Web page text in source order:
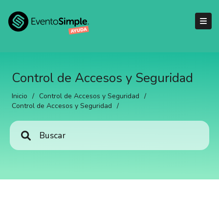
Control de Accesos y Seguridad
Inicio / Control de Accesos y Seguridad /
Control de Accesos y Seguridad /